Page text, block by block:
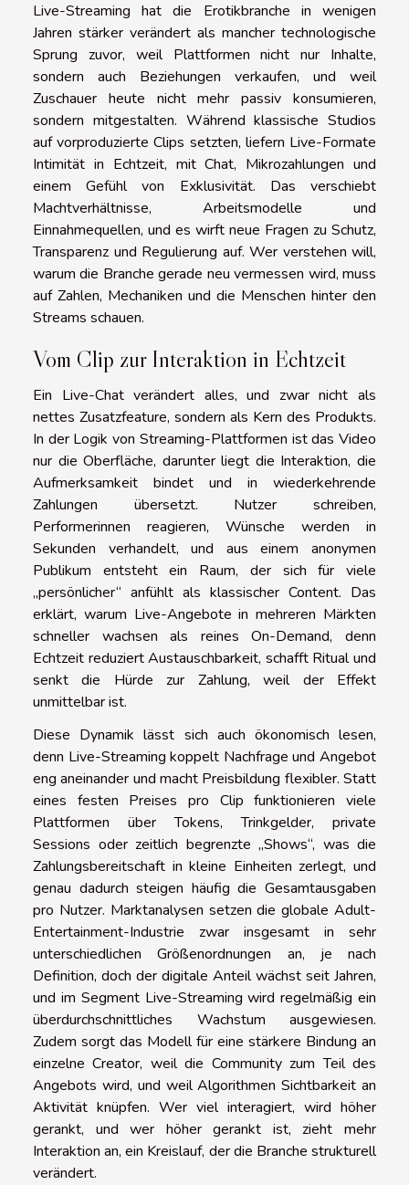
Live-Streaming hat die Erotikbranche in wenigen
Jahren stärker verändert als mancher technologische
Sprung zuvor, weil Plattformen nicht nur Inhalte,
sondern auch Beziehungen verkaufen, und weil
Zuschauer heute nicht mehr passiv konsumieren,
sondern mitgestalten. Während klassische Studios
auf vorproduzierte Clips setzten, liefern Live-Formate
Intimität in Echtzeit, mit Chat, Mikrozahlungen und
einem Gefühl von Exklusivität. Das verschiebt
Machtverhältnisse, Arbeitsmodelle und
Einnahmequellen, und es wirft neue Fragen zu Schutz,
Transparenz und Regulierung auf. Wer verstehen will,
warum die Branche gerade neu vermessen wird, muss
auf Zahlen, Mechaniken und die Menschen hinter den
Streams schauen.
Vom Clip zur Interaktion in Echtzeit
Ein Live-Chat verändert alles, und zwar nicht als
nettes Zusatzfeature, sondern als Kern des Produkts.
In der Logik von Streaming-Plattformen ist das Video
nur die Oberfläche, darunter liegt die Interaktion, die
Aufmerksamkeit bindet und in wiederkehrende
Zahlungen übersetzt. Nutzer schreiben,
Performerinnen reagieren, Wünsche werden in
Sekunden verhandelt, und aus einem anonymen
Publikum entsteht ein Raum, der sich für viele
„persönlicher“ anfühlt als klassischer Content. Das
erklärt, warum Live-Angebote in mehreren Märkten
schneller wachsen als reines On-Demand, denn
Echtzeit reduziert Austauschbarkeit, schafft Ritual und
senkt die Hürde zur Zahlung, weil der Effekt
unmittelbar ist.
Diese Dynamik lässt sich auch ökonomisch lesen,
denn Live-Streaming koppelt Nachfrage und Angebot
eng aneinander und macht Preisbildung flexibler. Statt
eines festen Preises pro Clip funktionieren viele
Plattformen über Tokens, Trinkgelder, private
Sessions oder zeitlich begrenzte „Shows“, was die
Zahlungsbereitschaft in kleine Einheiten zerlegt, und
genau dadurch steigen häufig die Gesamtausgaben
pro Nutzer. Marktanalysen setzen die globale Adult-
Entertainment-Industrie zwar insgesamt in sehr
unterschiedlichen Größenordnungen an, je nach
Definition, doch der digitale Anteil wächst seit Jahren,
und im Segment Live-Streaming wird regelmäßig ein
überdurchschnittliches Wachstum ausgewiesen.
Zudem sorgt das Modell für eine stärkere Bindung an
einzelne Creator, weil die Community zum Teil des
Angebots wird, und weil Algorithmen Sichtbarkeit an
Aktivität knüpfen. Wer viel interagiert, wird höher
gerankt, und wer höher gerankt ist, zieht mehr
Interaktion an, ein Kreislauf, der die Branche strukturell
verändert.